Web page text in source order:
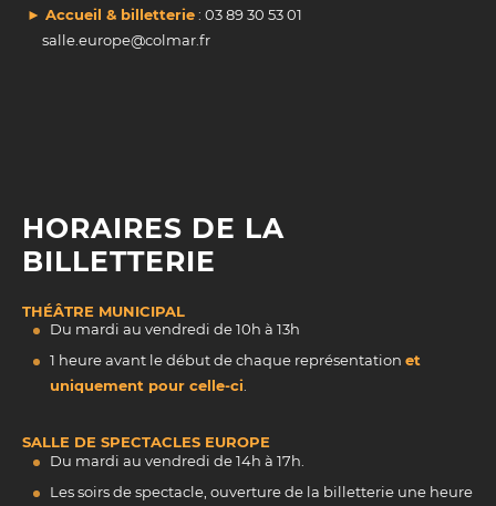
► Accueil & billetterie: 03 89 30 53 01
salle.europe@colmar.fr
HORAIRES DE LA
BILLETTERIE
THÉÂTRE MUNICIPAL
Du mardi au vendredi de 10h à 13h
1 heure avant le début de chaque représentation et
uniquement pour celle-ci
SALLE DE SPECTACLES EUROPE
Du mardi au vendredi de 14h à 17h.
Les soirs de spectacle, ouverture de la billetterie une heure